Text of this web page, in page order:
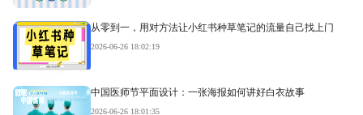
从零到一，用对方法让小红书种草笔记的流量自己找上门
2026-06-26 18:02:19
中国医师节平面设计：一张海报如何讲好白衣故事
2026-06-26 18:01:35